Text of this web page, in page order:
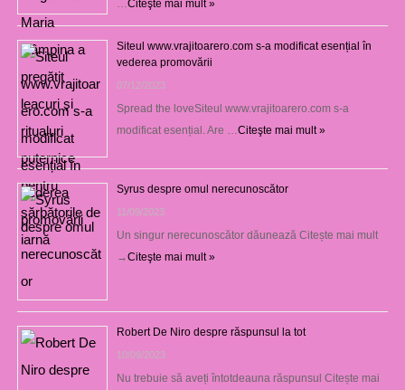
…Citeşte mai mult »
Siteul www.vrajitoarero.com s-a modificat esențial în
vederea promovării
07/12/2023
Spread the loveSiteul www.vrajitoarero.com s-a
modificat esențial. Are …Citeşte mai mult »
Syrus despre omul nerecunoscător
11/09/2023
Un singur nerecunoscător dăunează Citește mai mult
→Citeşte mai mult »
Robert De Niro despre răspunsul la tot
10/09/2023
Nu trebuie să aveți întotdeauna răspunsul Citește mai